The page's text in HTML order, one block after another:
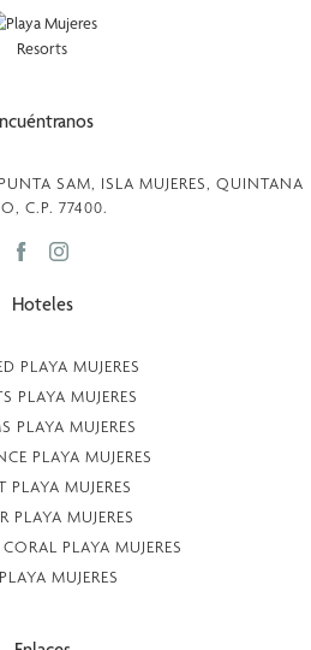
SAM, ISLA MUJERES, QUINTANA
C.P. 77400.
Hoteles
PLAYA MUJERES
PLAYA MUJERES
PLAYA MUJERES
PLAYA MUJERES
PLAYA MUJERES
PLAYA MUJERES
PLAYA MUJERES
MUJERES